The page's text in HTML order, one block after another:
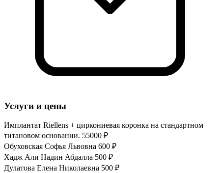
Услуги и цены
Имплантат Riellens + циркониевая коронка на стандартном
титановом основании. 55000 ₽
Обуховская Софья Львовна 600 ₽
Хадж Али Надин Абдалла 500 ₽
Дулатова Елена Николаевна 500 ₽